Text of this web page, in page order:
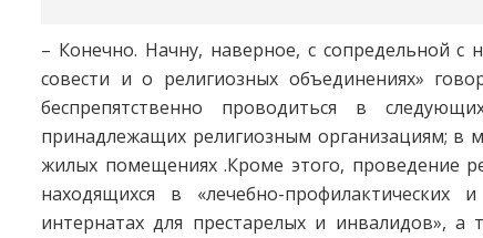
– Конечно. Начну, наверное, с сопредельной
совести и о религиозных объединениях»
беспрепятственно проводиться в
принадлежащих религиозным организациям; в
жилых помещениях .Кроме этого, проведение
находящихся в «лечебно-
интернатах для престарелых и инвалидов»,